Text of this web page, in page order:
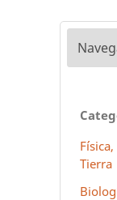
Tierra